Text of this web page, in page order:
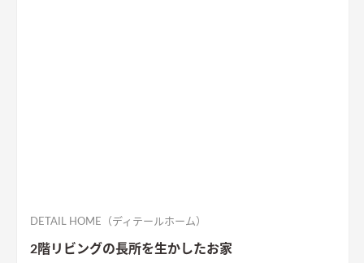
DETAIL HOME（ディテールホーム）
2階リビングの長所を生かしたお家